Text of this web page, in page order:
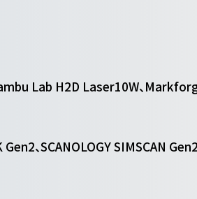
Lab H2D Laser10W、
、SCANOLOGY SIMSCAN Gen2